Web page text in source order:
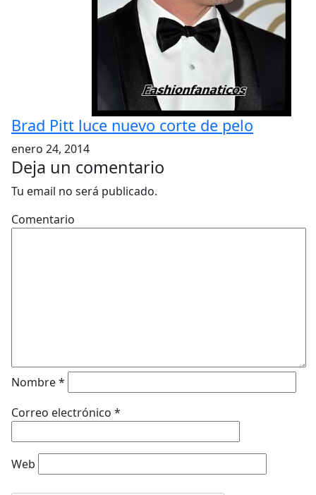
Brad Pitt luce nuevo corte de pelo
enero 24, 2014
Deja un comentario
Tu email no será publicado.
Comentario
Nombre*
Correo electrónico *
Web